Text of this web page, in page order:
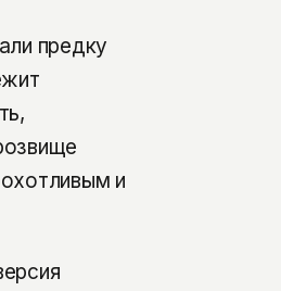
предку
и